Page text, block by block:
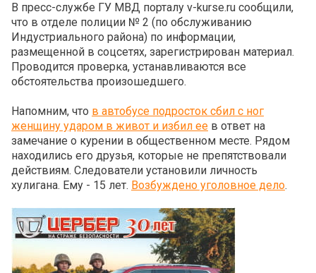
В пресс-службе ГУ МВД порталу v-kurse.ru сообщили,
что в отделе полиции № 2 (по обслуживанию
Индустриального района) по информации,
размещенной в соцсетях, зарегистрирован материал.
Проводится проверка, устанавливаются все
обстоятельства произошедшего.
Напомним, что в автобусе подросток сбил с ног
женщину ударом в живот и избил ее в ответ на
замечание о курении в общественном месте. Рядом
находились его друзья, которые не препятствовали
действиям. Следователи установили личность
хулигана. Ему - 15 лет. Возбуждено уголовное дело.